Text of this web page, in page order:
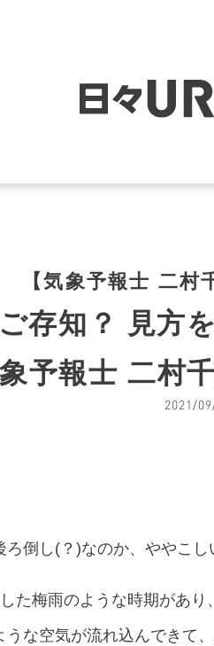
【気象予報士 二村
存知？ 見方
象予報士 二村
2021/
倒し(？)なのか、ややこし
た梅雨のような時期があ
な空気が流れ込んできて